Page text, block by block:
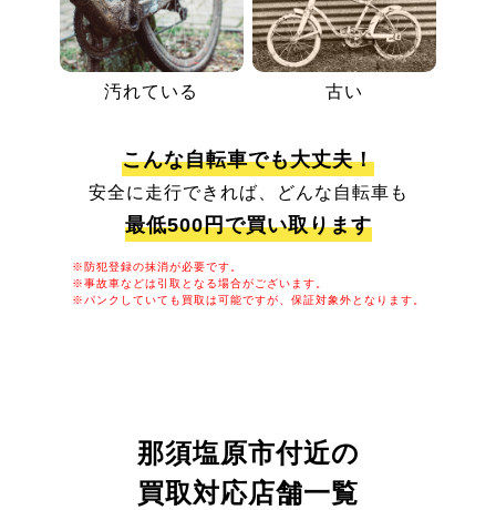
汚れている 古い
こんな自転車でも大丈夫！
安全に走行できれば、どんな自転車も
最低500円で買い取ります
※防犯登録の抹消が必要です。
※事故車などは引取となる場合がございます。
※パンクしていても買取は可能ですが、保証対象外となります。
那須塩原市付近の
買取対応店舗一覧